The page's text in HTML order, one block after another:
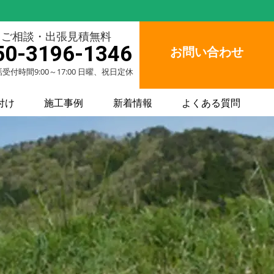
ご相談・出張見積無料
3196-1346
付時間9:00～17:00 日曜、祝日定休
お問い合わせ
け 施工事例 新着情報 よくある質問